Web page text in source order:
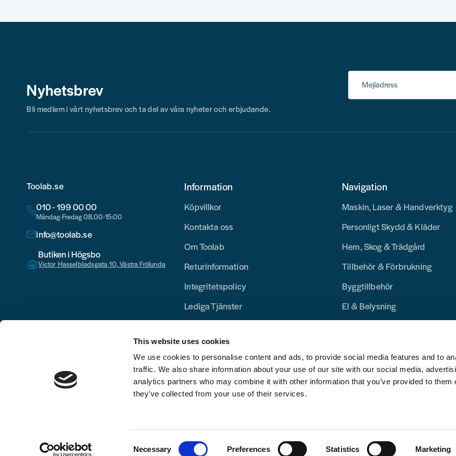
This website uses cookies
We use cookies to personalise content and ads, to provide social media features and to
traffic. We also share information about your use of our site with our social media,
analytics partners who may combine it with other information that you’ve provided to them
they’ve collected from your use of their services.
Necessary Preferences Statistics Marketing
Nyhetsbrev Mejladress
Bli medlem i vårt nyhetsbrev och ta del av våra nyheter och erbjudande.
Toolab.se
010 - 199 00 00
Måndag-Fredag 08.00-15:00
info@toolab.se
Butiken i Högsbo
Victor Hasselbladsgata 10, Västra Frölunda
Information
Köpvillkor
Kontakta oss
Om Toolab
Returinformation
Integritetspolicy
Lediga Tjänster
Navigation
Maskin, Laser & Handverktyg
Personligt Skydd & Kläder
Hem, Skog & Trädgård
Tillbehör & Förbrukning
Byggtillbehör
El & Belysning